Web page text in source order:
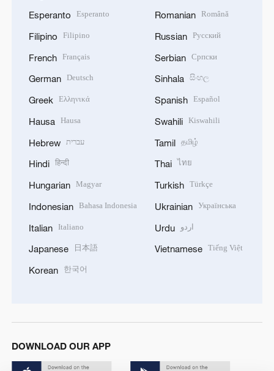
Esperanto Esperanto
Filipino Filipino
French Français
German Deutsch
Greek Ελληνικά
Hausa Hausa
Hebrew עברית
Hindi हिन्दी
Hungarian Magyar
Indonesian Bahasa Indonesia
Italian Italiano
Japanese 日本語
Korean 한국어
Romanian Română
Russian Русский
Serbian Српски
Sinhala සිංහල
Spanish Español
Swahili Kiswahili
Tamil தமிழ்
Thai ไทย
Turkish Türkçe
Ukrainian Українська
Urdu اردو
Vietnamese Tiếng Việt
DOWNLOAD OUR APP